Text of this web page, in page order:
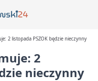
2 listopada PSZOK będzie nieczynny
2
nieczynny